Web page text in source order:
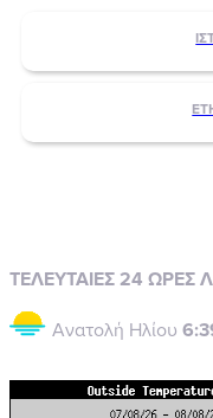
ΤΕΛΕΥΤΑΙΕΣ 24 ΩΡΕΣ
Ανατολή Ηλίου